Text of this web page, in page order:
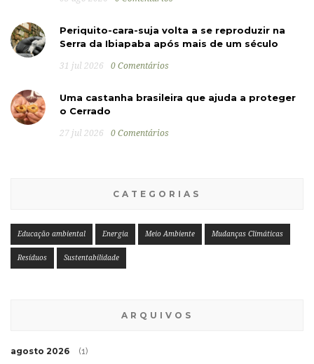
Periquito-cara-suja volta a se reproduzir na
Serra da Ibiapaba após mais de um século
31 jul 2026 0 Comentários
Uma castanha brasileira que ajuda a proteger
o Cerrado
27 jul 2026 0 Comentários
CATEGORIAS
Educação ambiental Energia Meio Ambiente Mudanças Climáticas
Resíduos Sustentabilidade
ARQUIVOS
agosto 2026 (1)